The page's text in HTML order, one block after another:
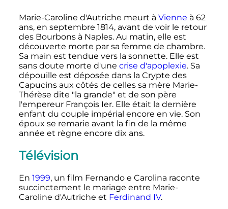
Marie-Caroline d'Autriche meurt à Vienne à 62
ans, en septembre 1814, avant de voir le retour
des Bourbons à Naples. Au matin, elle est
découverte morte par sa femme de chambre.
Sa main est tendue vers la sonnette. Elle est
sans doute morte d'une crise d'apoplexie. Sa
dépouille est déposée dans la Crypte des
Capucins aux côtés de celles sa mère Marie-
Thérèse dite "la grande" et de son père
l'empereur François Ier. Elle était la dernière
enfant du couple impérial encore en vie. Son
époux se remarie avant la fin de la même
année et règne encore dix ans.
Télévision
En 1999, un film Fernando e Carolina raconte
succinctement le mariage entre Marie-
Caroline d'Autriche et Ferdinand IV.